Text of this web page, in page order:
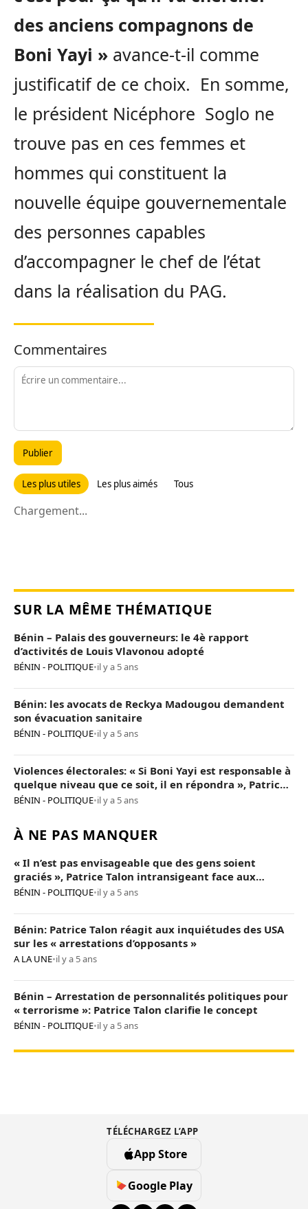
des anciens compagnons de
Boni Yayi » avance-t-il comme
justificatif de ce choix. En somme,
le président Nicéphore Soglo ne
trouve pas en ces femmes et
hommes qui constituent la
nouvelle équipe gouvernementale
des personnes capables
d’accompagner le chef de l’état
dans la réalisation du PAG.
Commentaires
Publier
Les plus utiles Les plus aimés Tous
Chargement...
SUR LA MÊME THÉMATIQUE
Bénin – Palais des gouverneurs: le 4è rapport
d’activités de Louis Vlavonou adopté
BÉNIN - POLITIQUE•il y a 5 ans
Bénin: les avocats de Reckya Madougou demandent
son évacuation sanitaire
BÉNIN - POLITIQUE•il y a 5 ans
Violences électorales: « Si Boni Yayi est responsable à
quelque niveau que ce soit, il en répondra », Patrice
Talon
BÉNIN - POLITIQUE•il y a 5 ans
À NE PAS MANQUER
« Il n’est pas envisageable que des gens soient
graciés », Patrice Talon intransigeant face aux
« opposants terroristes »
BÉNIN - POLITIQUE•il y a 5 ans
Bénin: Patrice Talon réagit aux inquiétudes des USA
sur les « arrestations d’opposants »
A LA UNE•il y a 5 ans
Bénin – Arrestation de personnalités politiques pour
« terrorisme »: Patrice Talon clarifie le concept
BÉNIN - POLITIQUE•il y a 5 ans
TÉLÉCHARGEZ L’APP
App Store
Google Play